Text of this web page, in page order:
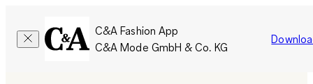
C&A Fashion App
C&A Mode GmbH & Co. KG